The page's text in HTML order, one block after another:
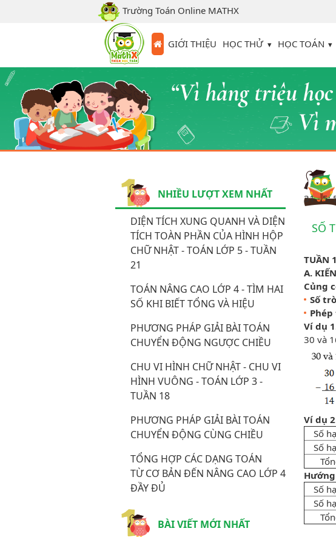
Trường Toán Online MATHX
GIỚI THIỆU HỌC THỬ HỌC TOÁN
NHIỀU LƯỢT XEM NHẤT
DIỆN TÍCH XUNG QUANH VÀ DIỆN
TÍCH TOÀN PHẦN CỦA HÌNH HỘP
CHỮ NHẬT - TOÁN LỚP 5 - TUẦN
21
TOÁN NÂNG CAO LỚP 4 - TÌM HAI
SỐ KHI BIẾT TỔNG VÀ HIỆU
PHƯƠNG PHÁP GIẢI BÀI TOÁN
CHUYỂN ĐỘNG NGƯỢC CHIỀU
CHU VI HÌNH CHỮ NHẬT - CHU VI
HÌNH VUÔNG - TOÁN LỚP 3 -
TUẦN 18
PHƯƠNG PHÁP GIẢI BÀI TOÁN
CHUYỂN ĐỘNG CÙNG CHIỀU
TỔNG HỢP CÁC DẠNG TOÁN
TỪ CƠ BẢN ĐẾN NÂNG CAO LỚP 4
ĐẦY ĐỦ
BÀI VIẾT MỚI NHẤT
31 - 5;
SỐ
TUẦN
A.
Củng
Số
Phép
Ví dụ
30
Ví dụ
Số
Số
Số
Số